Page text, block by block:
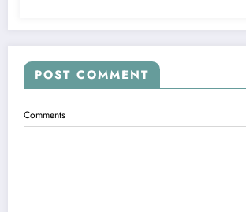
POST COMMENT
Comments